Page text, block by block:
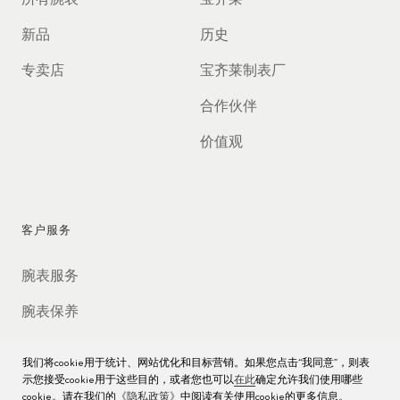
新品
专卖店
历史
宝齐莱制表厂
合作伙伴
价值观
客户服务
腕表服务
腕表保养
常见问题
我们将cookie用于统计、网站优化和目标营销。如果您点击“我同意”，则表
示您接受cookie用于这些目的，或者您也可以在此确定允许我们使用哪些
cookie。请在我们的 《隐私政策》 中阅读有关使用cookie的更多信息。